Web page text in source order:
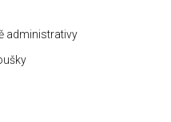
administrativy